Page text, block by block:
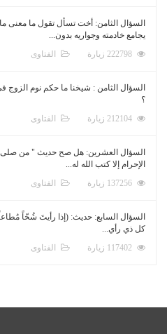
السؤال الثامن: أخت تسأل تقول ما معنى
يجامع خادمته وجواريه بدون...
الفتاوى
السؤال الثامن : شيخنا ما حكم نوم
؟
الفتاوى
السؤال العشرين: هل صح حديث " من صلى
الإحرام إلا كتب الله له...
الفتاوى
السؤال السابع: حديث: (إذا رأيتَ شُحّاً
كل ذي رأي...
الفتاوى